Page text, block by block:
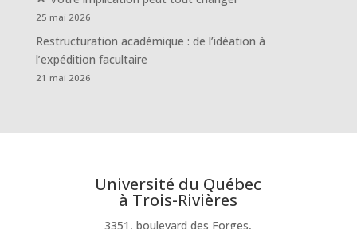
25 mai 2026
Restructuration académique : de l’idéation à
l’expédition facultaire
21 mai 2026
Université du Québec
à Trois-Rivières
3351, boulevard des Forges,